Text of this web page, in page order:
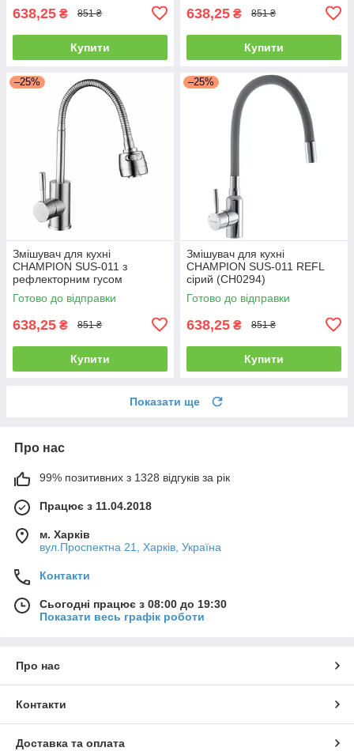
638,25 ₴ 851 ₴
Купити
638,25 ₴ 851 ₴
Купити
–25%
Змішувач для кухні
CHAMPION SUS-011 з
рефлекторним гусом
Готово до відправки
638,25 ₴ 851 ₴
Купити
–25%
Змішувач для кухні
CHAMPION SUS-011 REFL
сірий (CH0294)
Готово до відправки
638,25 ₴ 851 ₴
Купити
Показати ще
Про нас
99% позитивних з 1328 відгуків за рік
Працює з 11.04.2018
м. Харків
вул.Проспектна 21, Харків, Україна
Контакти
Сьогодні працює з 08:00 до 19:30
Показати весь графік роботи
Про нас
Контакти
Доставка та оплата